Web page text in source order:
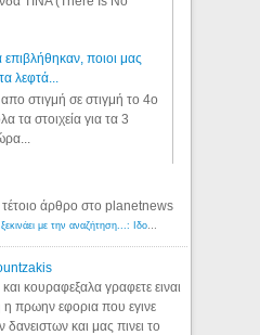
ποιοι μας
λεφτά...
στιγμή σε στιγμή το 4ο
τα στοιχεία για τα 3
τέτοιο άρθρο στο planetnews
κουραφεξαλα γραφετε ειναι
η πρωην εφορια που εγινε
και μας πινει το